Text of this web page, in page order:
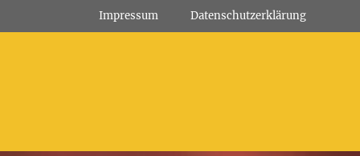
Impressum Datenschutz­erklärung